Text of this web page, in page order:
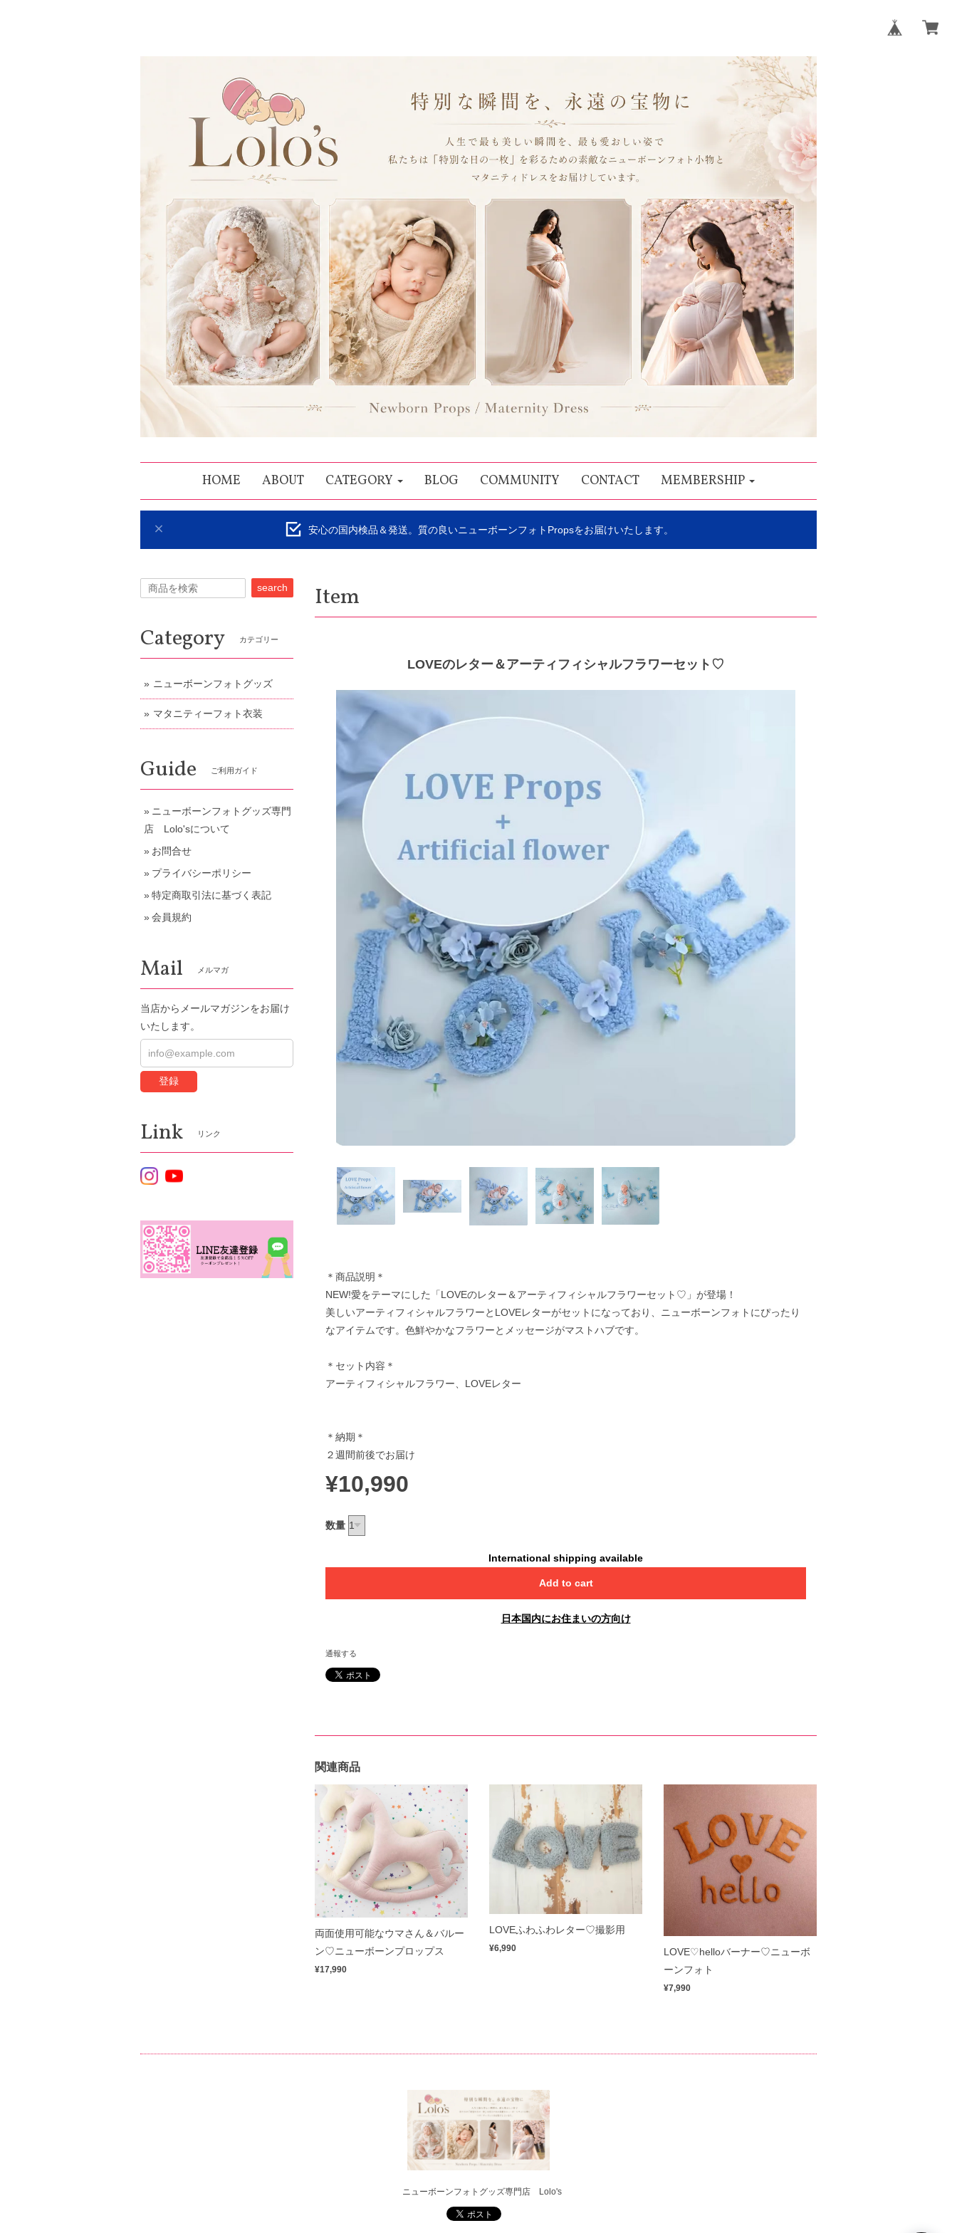
HOME ABOUT CATEGORY BLOG COMMUNITY CONTACT MEMBERSHIP
安心の国内検品＆発送。質の良いニューボーンフォトPropsをお届けいたします。
Item
LOVEのレター＆アーティフィシャルフラワーセット♡
＊商品説明＊
NEW!愛をテーマにした「LOVEのレター＆アーティフィシャルフラワーセット♡」が登場！
美しいアーティフィシャルフラワーとLOVEレターがセットになっており、ニューボーンフォトにぴったり
なアイテムです。色鮮やかなフラワーとメッセージがマストハブです。
＊セット内容＊
アーティフィシャルフラワー、LOVEレター
＊納期＊
２週間前後でお届け
¥10,990
数量
International shipping available
Add to cart
日本国内にお住まいの方向け
通報する
関連商品
両面使用可能なウマさん＆バルー
ン♡ニューボーンプロップス
¥17,990
LOVEふわふわレター♡撮影用
¥6,990
LOVE♡helloバーナー♡ニューボ
ーンフォト
¥7,990
search
Category カテゴリー
ニューボーンフォトグッズ
マタニティーフォト衣装
Guide ご利用ガイド
ニューボーンフォトグッズ専門
店 Lolo'sについて
お問合せ
プライバシーポリシー
特定商取引法に基づく表記
会員規約
Mail メルマガ
当店からメールマガジンをお届け
いたします。
登録
Link リンク
ニューボーンフォトグッズ専門店 Lolo's